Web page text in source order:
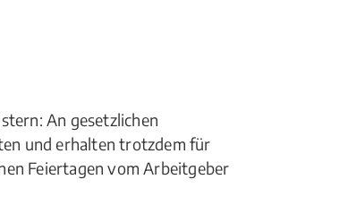
An gesetzlichen
und erhalten trotzdem für
Feiertagen vom Arbeitgeber